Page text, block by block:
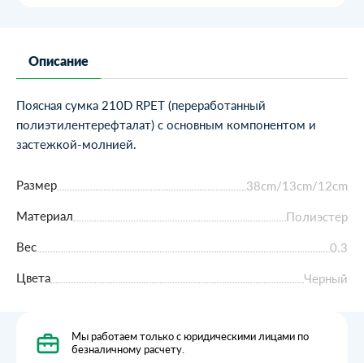
Мы работаем только с юридическими лицами по
безналичному расчету.
Описание
Поясная сумка 210D RPET (переработанный
полиэтилентерефталат) с основным компонентом и
застежкой-молнией.
Размер
38cm/13cm/12cm
Материал
Полиэстер
Вес
0.3
Цвета
Черный